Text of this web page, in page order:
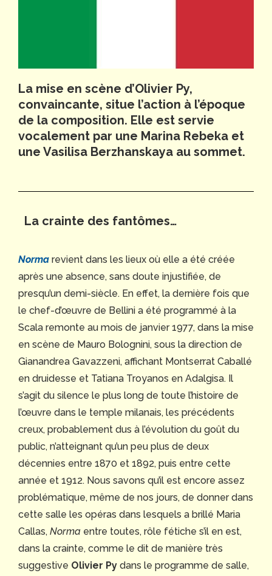
La mise en scène d’Olivier Py,
convaincante, situe l’action à l’époque
de la composition. Elle est servie
vocalement par une Marina Rebeka et
une Vasilisa Berzhanskaya au sommet.
La crainte des fantômes…
Norma revient dans les lieux où elle a été créée
après une absence, sans doute injustifiée, de
presqu’un demi-siècle. En effet, la dernière fois que
le chef-d’œuvre de Bellini a été programmé à la
Scala remonte au mois de janvier 1977, dans la mise
en scène de Mauro Bolognini, sous la direction de
Gianandrea Gavazzeni, affichant Montserrat Caballé
en druidesse et Tatiana Troyanos en Adalgisa. Il
s’agit du silence le plus long de toute l’histoire de
l’œuvre dans le temple milanais, les précédents
creux, probablement dus à l’évolution du goût du
public, n’atteignant qu’un peu plus de deux
décennies entre 1870 et 1892, puis entre cette
année et 1912. Nous savons qu’il est encore assez
problématique, même de nos jours, de donner dans
cette salle les opéras dans lesquels a brillé Maria
Callas, Norma entre toutes, rôle fétiche s’il en est,
dans la crainte, comme le dit de manière très
suggestive Olivier Py dans le programme de salle,